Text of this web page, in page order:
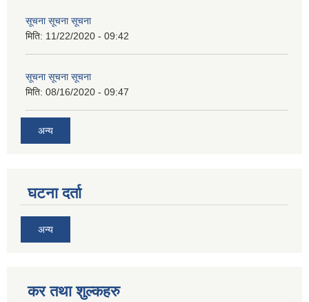
सूचना सूचना सूचना
मिति: 11/22/2020 - 09:42
सूचना सूचना सूचना
मिति: 08/16/2020 - 09:47
अन्य
घटना दर्ता
अन्य
कर तथा शुल्कहरु